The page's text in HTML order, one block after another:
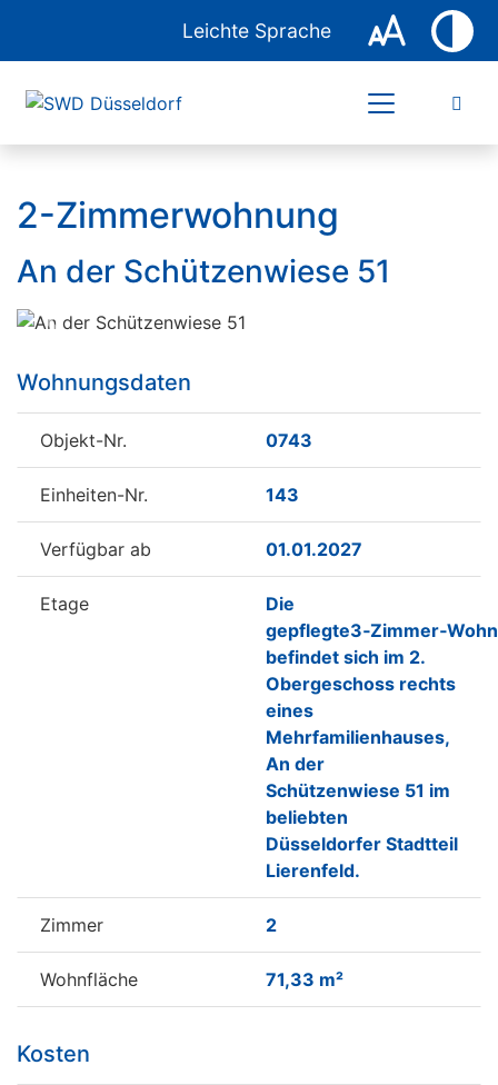
Leichte Sprache
2-Zimmerwohnung
An der Schützenwiese 51
Previous
Wohnungsdaten
Objekt-Nr. 0743
Einheiten-Nr. 143
Verfügbar ab 01.01.2027
Etage
Die
befindet sich im 2.
Obergeschoss rechts
eines
Mehrfamilienhauses,
An der
Schützenwiese 51 im
beliebten
Düsseldorfer Stadtteil
Lierenfeld.
Zimmer 2
Wohnfläche 71,33 m²
Kosten